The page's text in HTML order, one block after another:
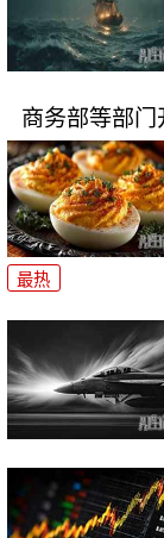
商务部等部
最热